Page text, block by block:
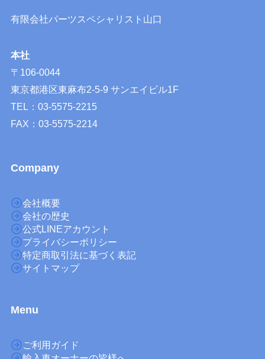
有限会社パーツスペシャリスト山口
本社
〒106-0044
東京都港区東麻布2-5-9 サンエイビル1F
TEL：03-5575-2215
FAX：03-5575-2214
Company
会社概要
会社の歴史
公式LINEアカウント
プライバシーポリシー
特定商取引法に基づく表記
サイトマップ
Menu
ご利用ガイド